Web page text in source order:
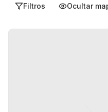
Filtros Ocultar